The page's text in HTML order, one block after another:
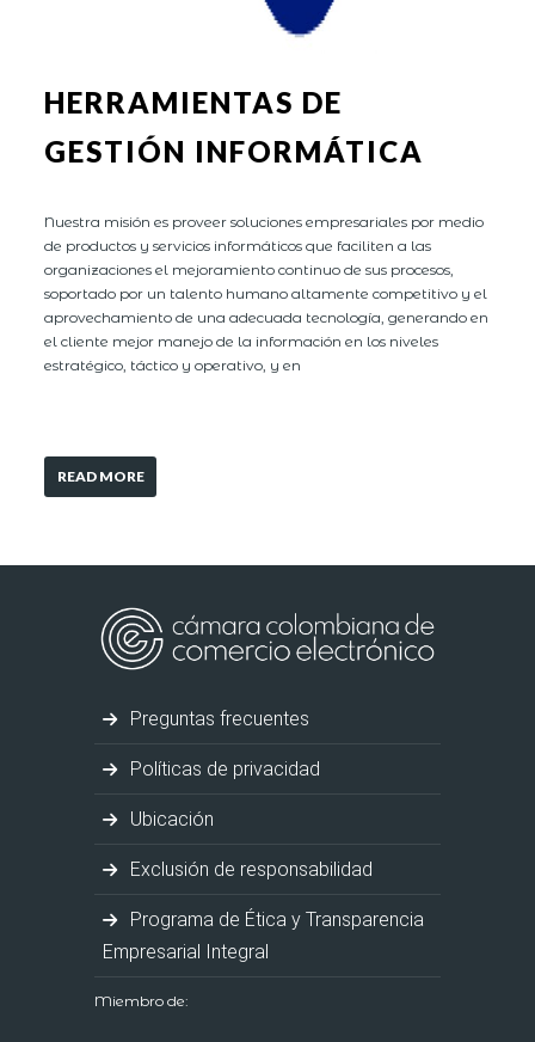
HERRAMIENTAS DE
GESTIÓN INFORMÁTICA
Nuestra misión es proveer soluciones empresariales por medio
de productos y servicios informáticos que faciliten a las
organizaciones el mejoramiento continuo de sus procesos,
soportado por un talento humano altamente competitivo y el
aprovechamiento de una adecuada tecnología, generando en
el cliente mejor manejo de la información en los niveles
estratégico, táctico y operativo, y en
READ MORE
Preguntas frecuentes
Políticas de privacidad
Ubicación
Exclusión de responsabilidad
Programa de Ética y Transparencia
Empresarial Integral
Miembro de: